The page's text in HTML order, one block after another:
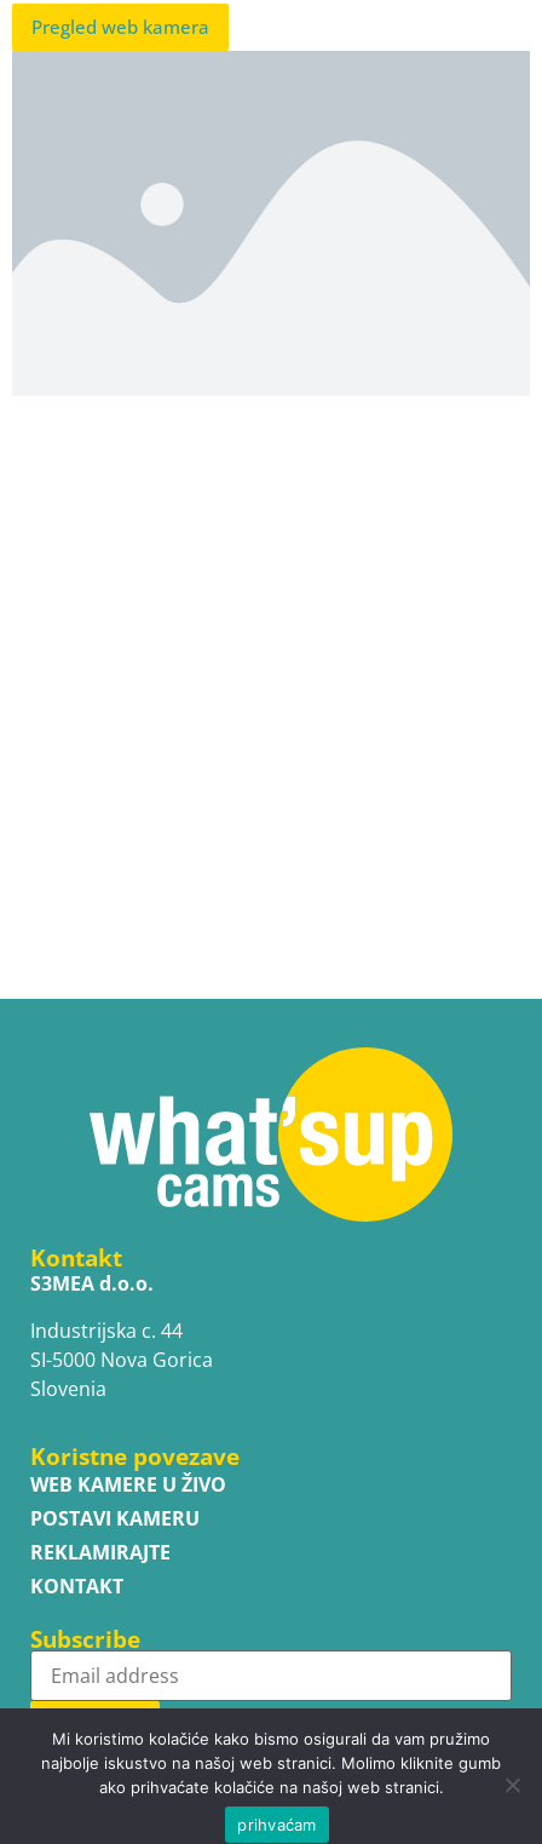
Pregled web kamera
Kontakt
S3MEA d.o.o.
Industrijska c. 44
SI-5000 Nova Gorica
Slovenia
Koristne povezave
WEB KAMERE U ŽIVO
POSTAVI KAMERU
REKLAMIRAJTE
KONTAKT
Subscribe
Subscribe
Copyright © WhatsupCams 2016 - 2026. All right reserved.
Mi koristimo kolačiće kako bismo osigurali da vam pružimo
najbolje iskustvo na našoj web stranici. Molimo kliknite gumb
ako prihvaćate kolačiće na našoj web stranici.
prihvaćam